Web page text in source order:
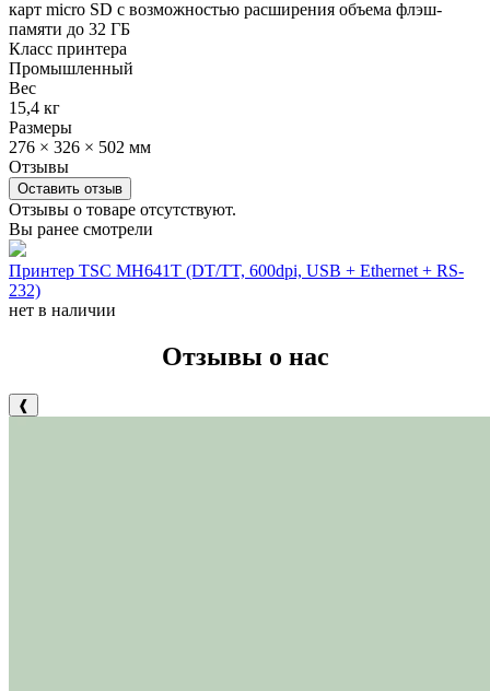
карт micro SD с возможностью расширения объема флэш-
памяти до 32 ГБ
Класс принтера
Промышленный
Вес
15,4 кг
Размеры
276 × 326 × 502 мм
Отзывы
Оставить отзыв
Отзывы о товаре отсутствуют.
Вы ранее смотрели
Принтер TSC MH641T (DT/TT, 600dpi, USB + Ethernet + RS-
232)
нет в наличии
Отзывы о нас
❰